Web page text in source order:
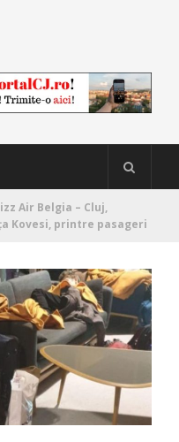
Air Belgia – Cluj,
Kovesi, printre pasageri